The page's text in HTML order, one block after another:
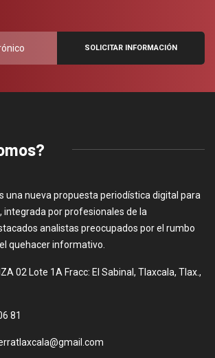
una nueva propuesta periodística digital para
integrada por profesionales de la
analistas preocupados por el rumbo
quehacer informativo.
02 Lote 1A Fracc: El Sabinal, Tlaxcala, Tlax.,
81